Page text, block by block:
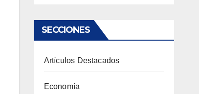
SECCIONES
Artículos Destacados
Economía